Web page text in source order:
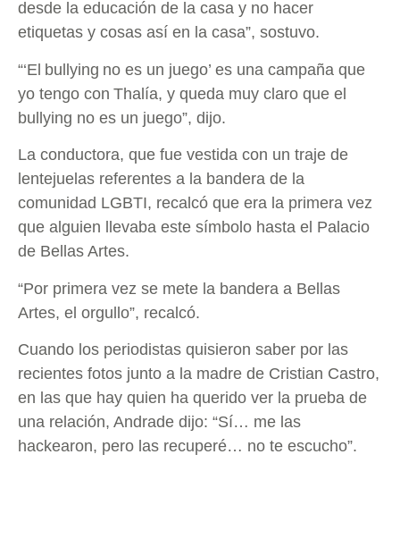
desde la educación de la casa y no hacer
etiquetas y cosas así en la casa”, sostuvo.
“‘El bullying no es un juego’ es una campaña que
yo tengo con Thalía, y queda muy claro que el
bullying no es un juego”, dijo.
La conductora, que fue vestida con un traje de
lentejuelas referentes a la bandera de la
comunidad LGBTI, recalcó que era la primera vez
que alguien llevaba este símbolo hasta el Palacio
de Bellas Artes.
“Por primera vez se mete la bandera a Bellas
Artes, el orgullo”, recalcó.
Cuando los periodistas quisieron saber por las
recientes fotos junto a la madre de Cristian Castro,
en las que hay quien ha querido ver la prueba de
una relación, Andrade dijo: “Sí… me las
hackearon, pero las recuperé… no te escucho”.